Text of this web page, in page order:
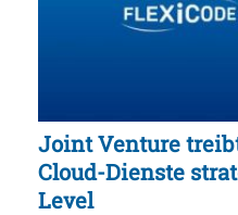
Joint Venture
Cloud-Dienste
Level